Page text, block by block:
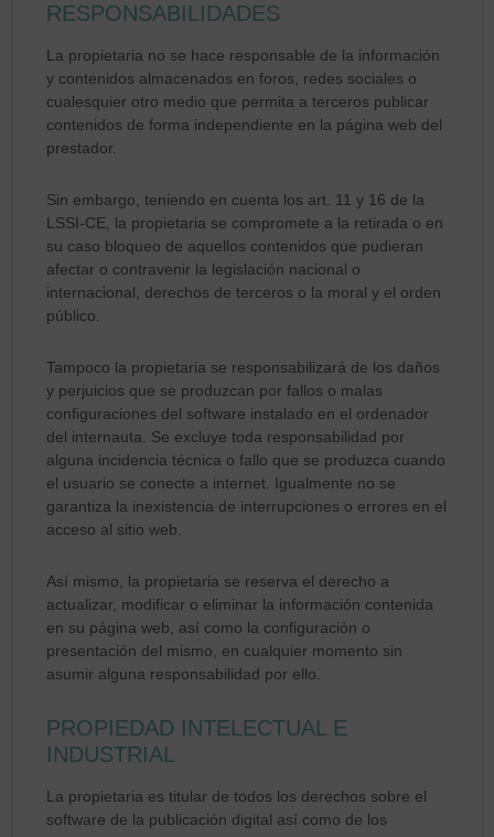
RESPONSABILIDADES
La propietaria no se hace responsable de la información
y contenidos almacenados en foros, redes sociales o
cualesquier otro medio que permita a terceros publicar
contenidos de forma independiente en la página web del
prestador.
Sin embargo, teniendo en cuenta los art. 11 y 16 de la
LSSI-CE, la propietaria se compromete a la retirada o en
su caso bloqueo de aquellos contenidos que pudieran
afectar o contravenir la legislación nacional o
internacional, derechos de terceros o la moral y el orden
público.
Tampoco la propietaria se responsabilizará de los daños
y perjuicios que se produzcan por fallos o malas
configuraciones del software instalado en el ordenador
del internauta. Se excluye toda responsabilidad por
alguna incidencia técnica o fallo que se produzca cuando
el usuario se conecte a internet. Igualmente no se
garantiza la inexistencia de interrupciones o errores en el
acceso al sitio web.
Así mismo, la propietaria se reserva el derecho a
actualizar, modificar o eliminar la información contenida
en su página web, así como la configuración o
presentación del mismo, en cualquier momento sin
asumir alguna responsabilidad por ello.
PROPIEDAD INTELECTUAL E
INDUSTRIAL
La propietaria es titular de todos los derechos sobre el
software de la publicación digital así como de los